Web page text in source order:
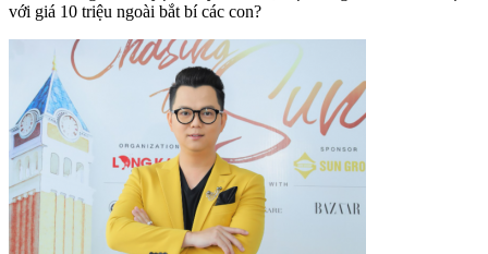
với giá 10 triệu ngoài bắt bí các con?